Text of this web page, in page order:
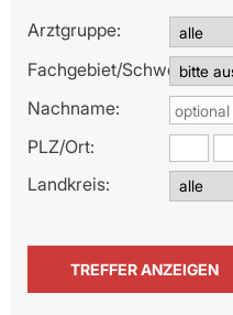
Arztgruppe:
Fachgebiet/Schwerpunkt:
Nachname:
PLZ/Ort:
Landkreis: